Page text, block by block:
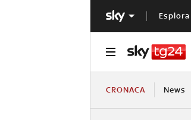
CRONACA News